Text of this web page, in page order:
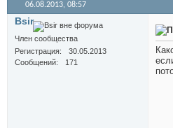
06.08.2013, 08:57
Bsir
Член сообщества
Регистрация
30.05.2013
Сообщений
171